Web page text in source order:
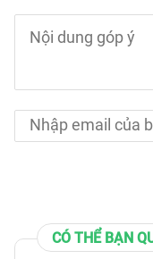
CÓ THỂ BẠN